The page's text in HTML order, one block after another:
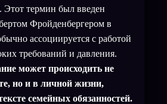
Этот термин был введен
Фройденбергером в
ассоциируется с работой
требований и давления.
может происходить не
но и в личной жизни,
семейных обязанностей.